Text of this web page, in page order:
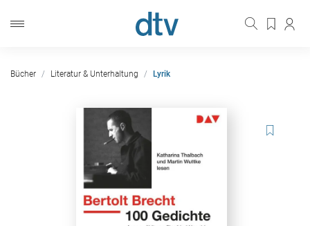
Bücher Literatur & Unterhaltung Lyrik